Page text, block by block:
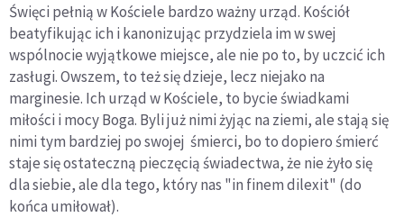
Święci pełnią w Kościele bardzo ważny urząd. Kościół
beatyfikując ich i kanonizując przydziela im w swej
wspólnocie wyjątkowe miejsce, ale nie po to, by uczcić ich
zasługi. Owszem, to też się dzieje, lecz niejako na
marginesie. Ich urząd w Kościele, to bycie świadkami
miłości i mocy Boga. Byli już nimi żyjąc na ziemi, ale stają się
nimi tym bardziej po swojej śmierci, bo to dopiero śmierć
staje się ostateczną pieczęcią świadectwa, że nie żyło się
dla siebie, ale dla tego, który nas "in finem dilexit" (do
końca umiłował).